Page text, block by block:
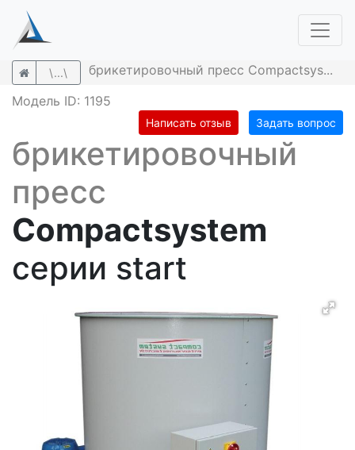
\...\
брикетировочный пресс Compactsys...
Модель ID: 1195
Написать отзыв Задать вопрос
брикетировочный
пресс
Compactsystem
серии start